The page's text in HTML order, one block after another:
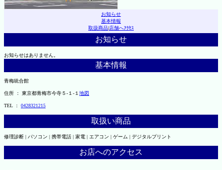
お知らせ
基本情報
取扱商品|店舗へｱｸｾｽ
お知らせ
お知らせはありません。
基本情報
青梅統合館
住所 ： 東京都青梅市今寺５-１-１ 地図
TEL ： 0428321215
取扱い商品
修理診断 | パソコン | 携帯電話 | 家電 | エアコン | ゲーム | デジタルプリント
お店へのアクセス